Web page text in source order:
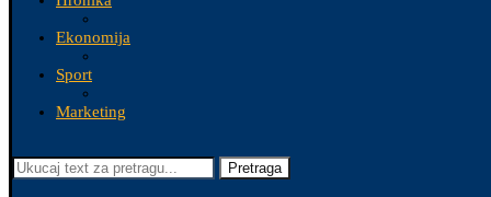
Ekonomija
Sport
Marketing
Pretraga